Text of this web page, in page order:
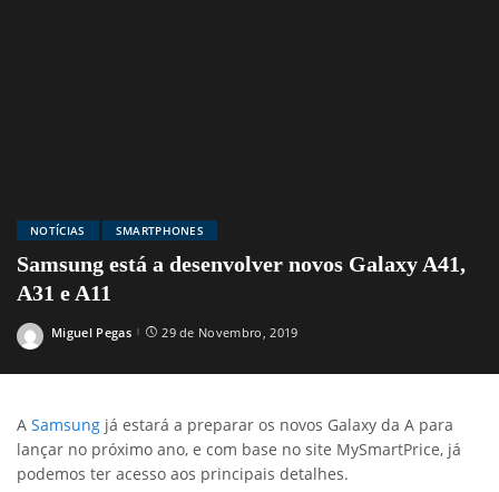
NOTÍCIAS SMARTPHONES
Samsung está a desenvolver novos Galaxy A41,
A31 e A11
Posted
Miguel Pegas 29 de Novembro, 2019
A Samsung já estará a preparar os novos Galaxy da A para
lançar no próximo ano, e com base no site MySmartPrice, já
podemos ter acesso aos principais detalhes.